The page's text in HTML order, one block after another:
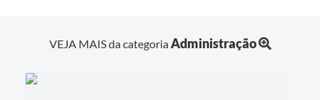
VEJA MAIS da categoriaAdministração